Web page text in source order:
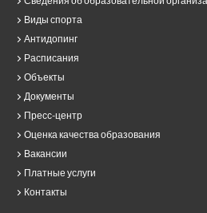
Виды спорта
Антидопинг
Расписания
Объекты
Документы
Пресс-центр
Оценка качества образования
Вакансии
Платные услуги
Контакты